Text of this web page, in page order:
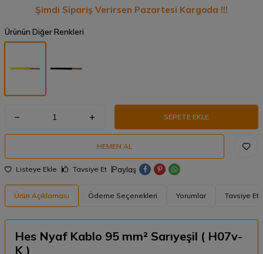
Şimdi Sipariş Verirsen Pazartesi Kargoda !!!
Ürünün Diğer Renkleri
SEPETE EKLE
HEMEN AL
Listeye Ekle Tavsiye Et Paylaş
Ürün Açıklaması Ödeme Seçenekleri Yorumlar Tavsiye Et
Hes Nyaf Kablo 95 mm² Sarıyeşil ( H07v-
K )